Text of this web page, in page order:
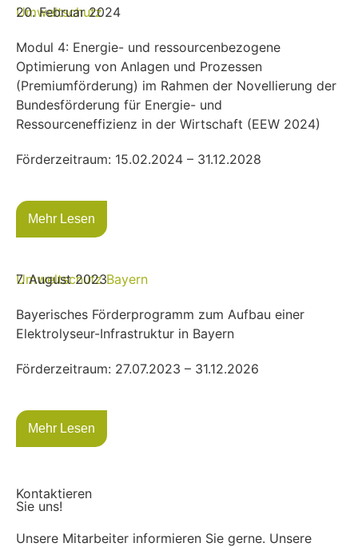
Umweltschutz
20. Februar 2024
Modul 4: Energie- und ressourcenbezogene
Optimierung von Anlagen und Prozessen
(Premiumförderung) im Rahmen der Novellierung der
Bundesförderung für Energie- und
Ressourceneffizienz in der Wirtschaft (EEW 2024)
Förderzeitraum: 15.02.2024 – 31.12.2028
Mehr Lesen
Umweltschutz Bayern
7. August 2023
Bayerisches Förderprogramm zum Aufbau einer
Elektrolyseur-Infrastruktur in Bayern
Förderzeitraum: 27.07.2023 – 31.12.2026
Mehr Lesen
Kontaktieren
Sie uns!
Unsere Mitarbeiter informieren Sie gerne. Unsere